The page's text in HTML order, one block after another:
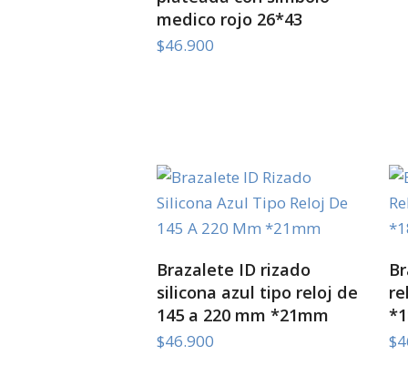
medico rojo 26*43
$46.900
SELECT OPTIONS
Brazalete ID rizado
silicona azul tipo reloj de
145 a 220 mm *21mm
$46.900 $